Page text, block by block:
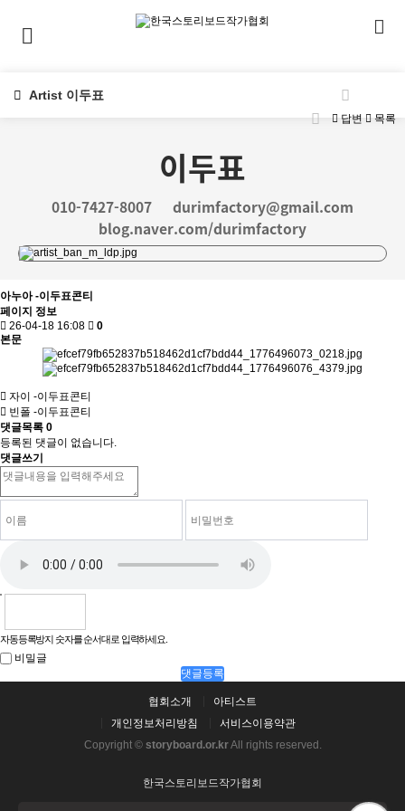
Artist 이두표
이두표
010-7427-8007
durimfactory@gmail.com
blog.naver.com/durimfactory
답변 목록
아누아 -이두표콘티
페이지 정보
26-04-18 16:08
0
본문
자이 -이두표콘티
빈폴 -이두표콘티
댓글목록 0
등록된 댓글이 없습니다.
댓글쓰기
자동등록방지 숫자를 순서대로 입력하세요.
비밀글
댓글등록
협회소개
아티스트
개인정보처리방침
서비스이용약관
Copyright © storyboard.or.krAll rights reserved.
한국스토리보드작가협회